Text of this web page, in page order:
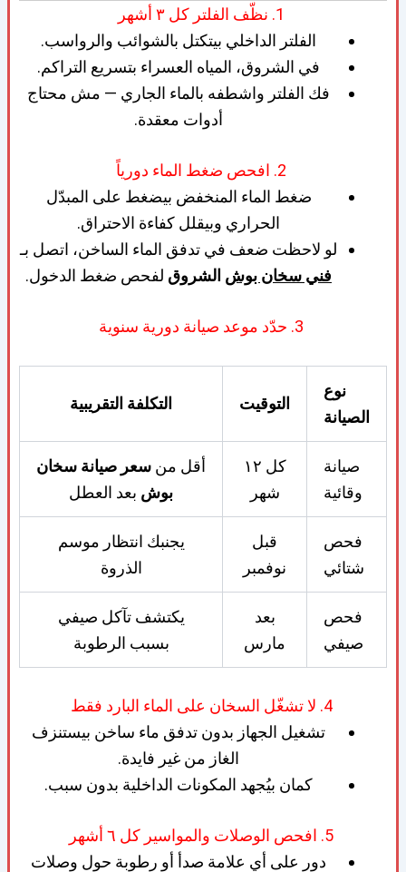
الفلتر الداخلي بيتكتل بالشوائب والرواسب.
في الشروق، المياه العسراء بتسريع التراكم.
فك الفلتر واشطفه بالماء الجاري — مش محتاج
أدوات معقدة.
ضغط الماء المنخفض بيضغط على المبدّل
الحراري وبيقلل كفاءة الاحتراق.
لو لاحظت ضعف في تدفق الماء الساخن، اتصل بـ
فني سخان بوش الشروق لفحص ضغط الدخول.
نوع
الصيانة
التوقيت التكلفة التقريبية
صيانة
وقائية
كل ١٢
شهر
أقل من سعر صيانة سخان
بوش بعد العطل
فحص
شتائي
قبل
نوفمبر
يجنبك انتظار موسم
الذروة
فحص
صيفي
بعد
مارس
يكتشف تآكل صيفي
بسبب الرطوبة
4. لا تشغّل السخان على الماء البارد فقط
تشغيل الجهاز بدون تدفق ماء ساخن بيستنزف
الغاز من غير فايدة.
كمان بيُجهد المكونات الداخلية بدون سبب.
دور على أي علامة صدأ أو رطوبة حول وصلات